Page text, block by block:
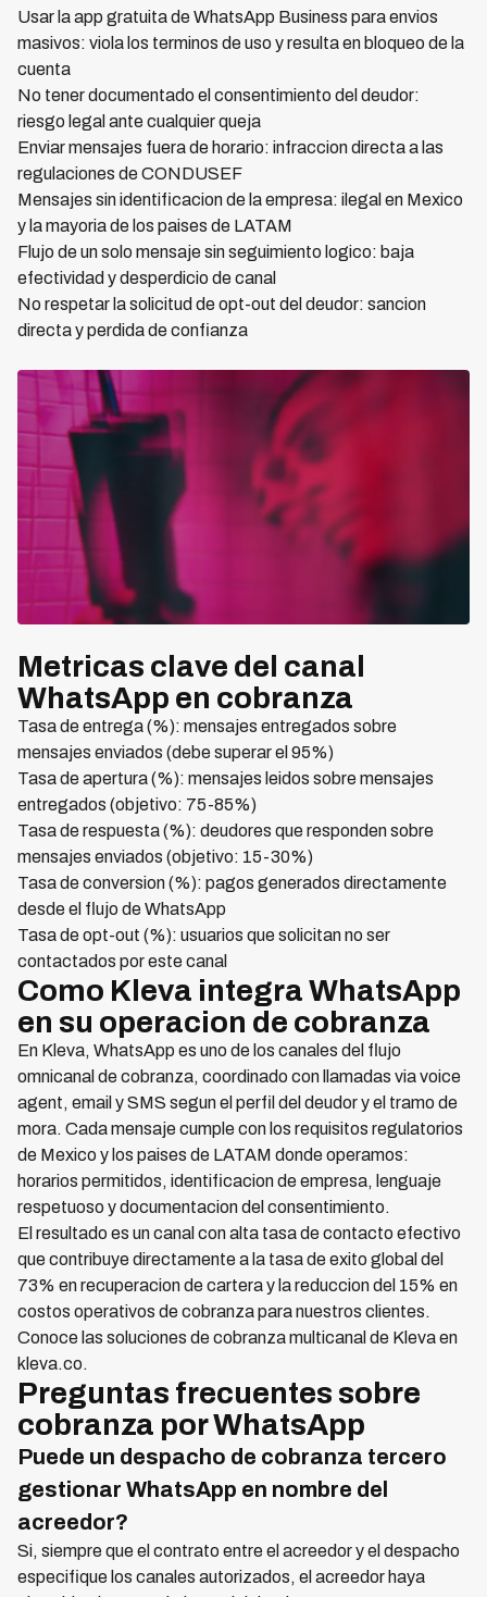
Usar la app gratuita de WhatsApp Business para envios
masivos: viola los terminos de uso y resulta en bloqueo de la
cuenta
No tener documentado el consentimiento del deudor:
riesgo legal ante cualquier queja
Enviar mensajes fuera de horario: infraccion directa a las
regulaciones de CONDUSEF
Mensajes sin identificacion de la empresa: ilegal en Mexico
y la mayoria de los paises de LATAM
Flujo de un solo mensaje sin seguimiento logico: baja
efectividad y desperdicio de canal
No respetar la solicitud de opt-out del deudor: sancion
directa y perdida de confianza
Metricas clave del canal
WhatsApp en cobranza
Tasa de entrega (%): mensajes entregados sobre
mensajes enviados (debe superar el 95%)
Tasa de apertura (%): mensajes leidos sobre mensajes
entregados (objetivo: 75-85%)
Tasa de respuesta (%): deudores que responden sobre
mensajes enviados (objetivo: 15-30%)
Tasa de conversion (%): pagos generados directamente
desde el flujo de WhatsApp
Tasa de opt-out (%): usuarios que solicitan no ser
contactados por este canal
Como Kleva integra WhatsApp
en su operacion de cobranza
En Kleva, WhatsApp es uno de los canales del flujo
omnicanal de cobranza, coordinado con llamadas via voice
agent, email y SMS segun el perfil del deudor y el tramo de
mora. Cada mensaje cumple con los requisitos regulatorios
de Mexico y los paises de LATAM donde operamos:
horarios permitidos, identificacion de empresa, lenguaje
respetuoso y documentacion del consentimiento.
El resultado es un canal con alta tasa de contacto efectivo
que contribuye directamente a la tasa de exito global del
73% en recuperacion de cartera y la reduccion del 15% en
costos operativos de cobranza para nuestros clientes.
Conoce las soluciones de cobranza multicanal de Kleva en
kleva.co.
Preguntas frecuentes sobre
cobranza por WhatsApp
Puede un despacho de cobranza tercero
gestionar WhatsApp en nombre del
acreedor?
Si, siempre que el contrato entre el acreedor y el despacho
especifique los canales autorizados, el acreedor haya